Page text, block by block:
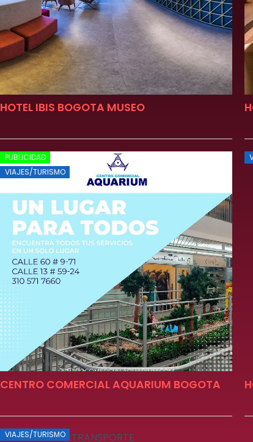
HOTEL IBIS BOGOTA MUSEO
PUBLICIDAD
VIAJES/TURISMO
CENTRO COMERCIAL AQUARIUM BOGOTA
VIAJES/TURISMO